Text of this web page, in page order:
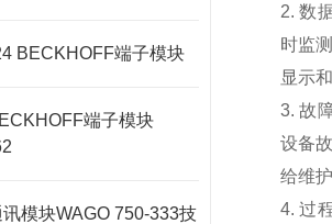
BECKHOFF端子模块
端子模块
模块WAGO 750-333技
2. 数
时监
显示
3. 故
设备
给维
4. 过